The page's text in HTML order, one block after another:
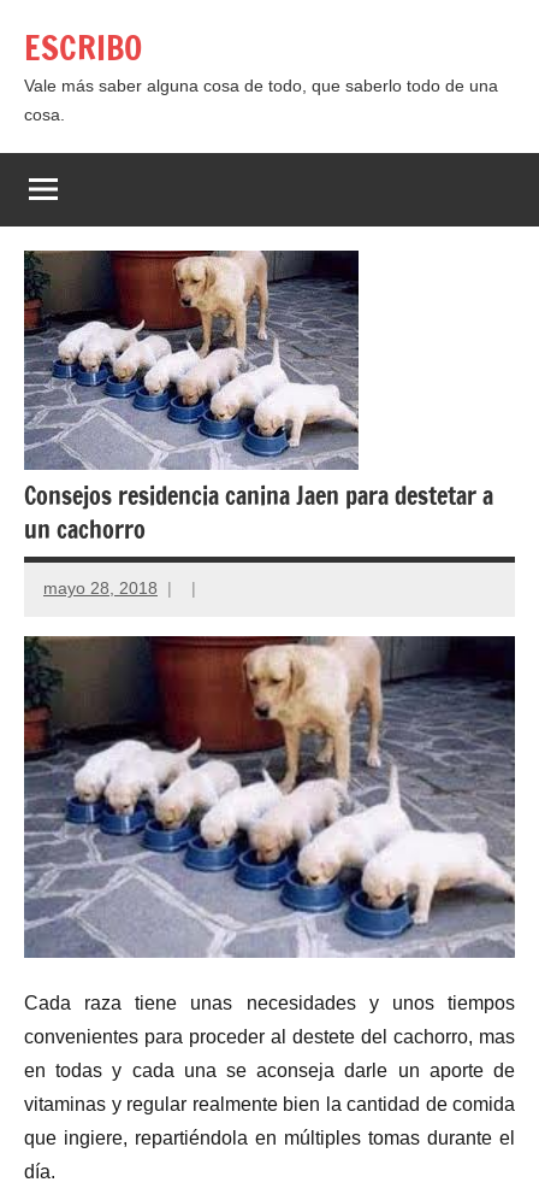
contenido
ESCRIBO
Vale más saber alguna cosa de todo, que saberlo todo de una
cosa.
Consejos residencia canina Jaen para destetar a
un cachorro
mayo 28, 2018
Cada raza tiene unas necesidades y unos tiempos
convenientes para proceder al destete del cachorro, mas
en todas y cada una se aconseja darle un aporte de
vitaminas y regular realmente bien la cantidad de comida
que ingiere, repartiéndola en múltiples tomas durante el
día.